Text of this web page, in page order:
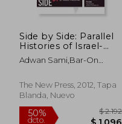
Side by Side: Parallel
Histories of Israel-
Palestine (en Inglés)
Adwan Sami,Bar-On
The New Press, 2012, Tapa
Blanda, Nuevo